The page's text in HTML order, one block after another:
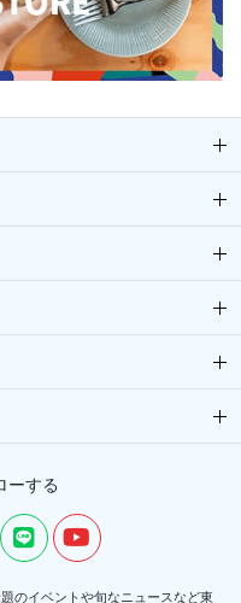
ーする
のイベントや旬なニュースなど東